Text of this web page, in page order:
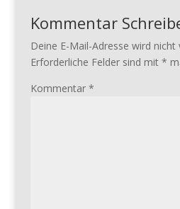
Kommentar
Deine E-Mail-Adresse wird
Erforderliche Felder sind mit *
Kommentar *